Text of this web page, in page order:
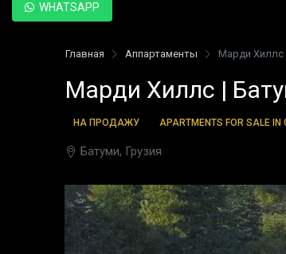
WHATSAPP
Главная Аппартаменты Марди Хиллс
Марди Хиллс |
НА ПРОДАЖУ APARTMENTS FOR SALE IN
Батуми, Грузия